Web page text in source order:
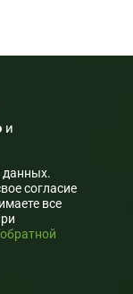
и
данных.
согласие
все